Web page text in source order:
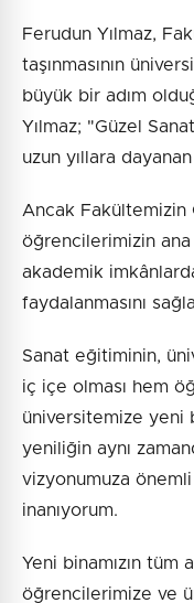
Ferudun Yılmaz,
taşınmasının
büyük bir adım
Yılmaz; "Güzel
uzun yıllara
Ancak Fakültemizin
öğrencilerimizin
akademik
faydalanmasını
Sanat eğitiminin,
iç içe olması hem
üniversitemize yeni
yeniliğin aynı
vizyonumuza
inanıyorum.
Yeni binamızın tüm
öğrencilerimize ve